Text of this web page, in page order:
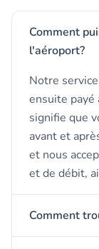
Comment
l'aéroport?
Notre
ensuite payé
signifie que
avant et
et nous
et de débit,
Comment